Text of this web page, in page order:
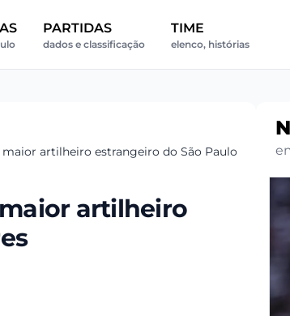
PARTIDAS
dados e classificação
TIME
elenco, histórias
artilheiro estrangeiro do São Paulo na
artilheiro